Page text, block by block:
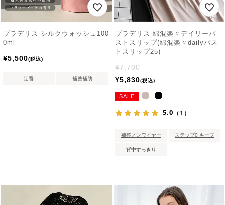
ブラデリス シルクウォッシュ100
0ml
¥5,500 税込
定番 補整補助
ブラデリス 綿混楽々デイリーバ
ストスリップ(綿混楽々dailyバス
トスリップ25)
¥7,700
¥5,830 税込
SALE
5.0 （1）
補整ノンワイヤー ステップ0 キープ
背中すっきり